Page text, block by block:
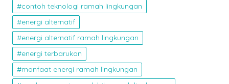
contoh teknologi ramah lingkungan
energi alternatif
energi alternatif ramah lingkungan
energi terbarukan
manfaat energi ramah lingkungan